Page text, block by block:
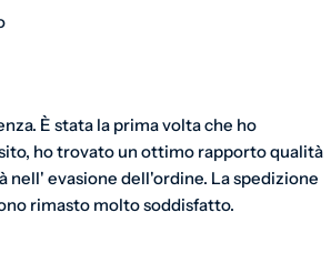
È stata la prima volta che ho
ho trovato un ottimo rapporto qualità
nell' evasione dell'ordine. La spedizione
rimasto molto soddisfatto.